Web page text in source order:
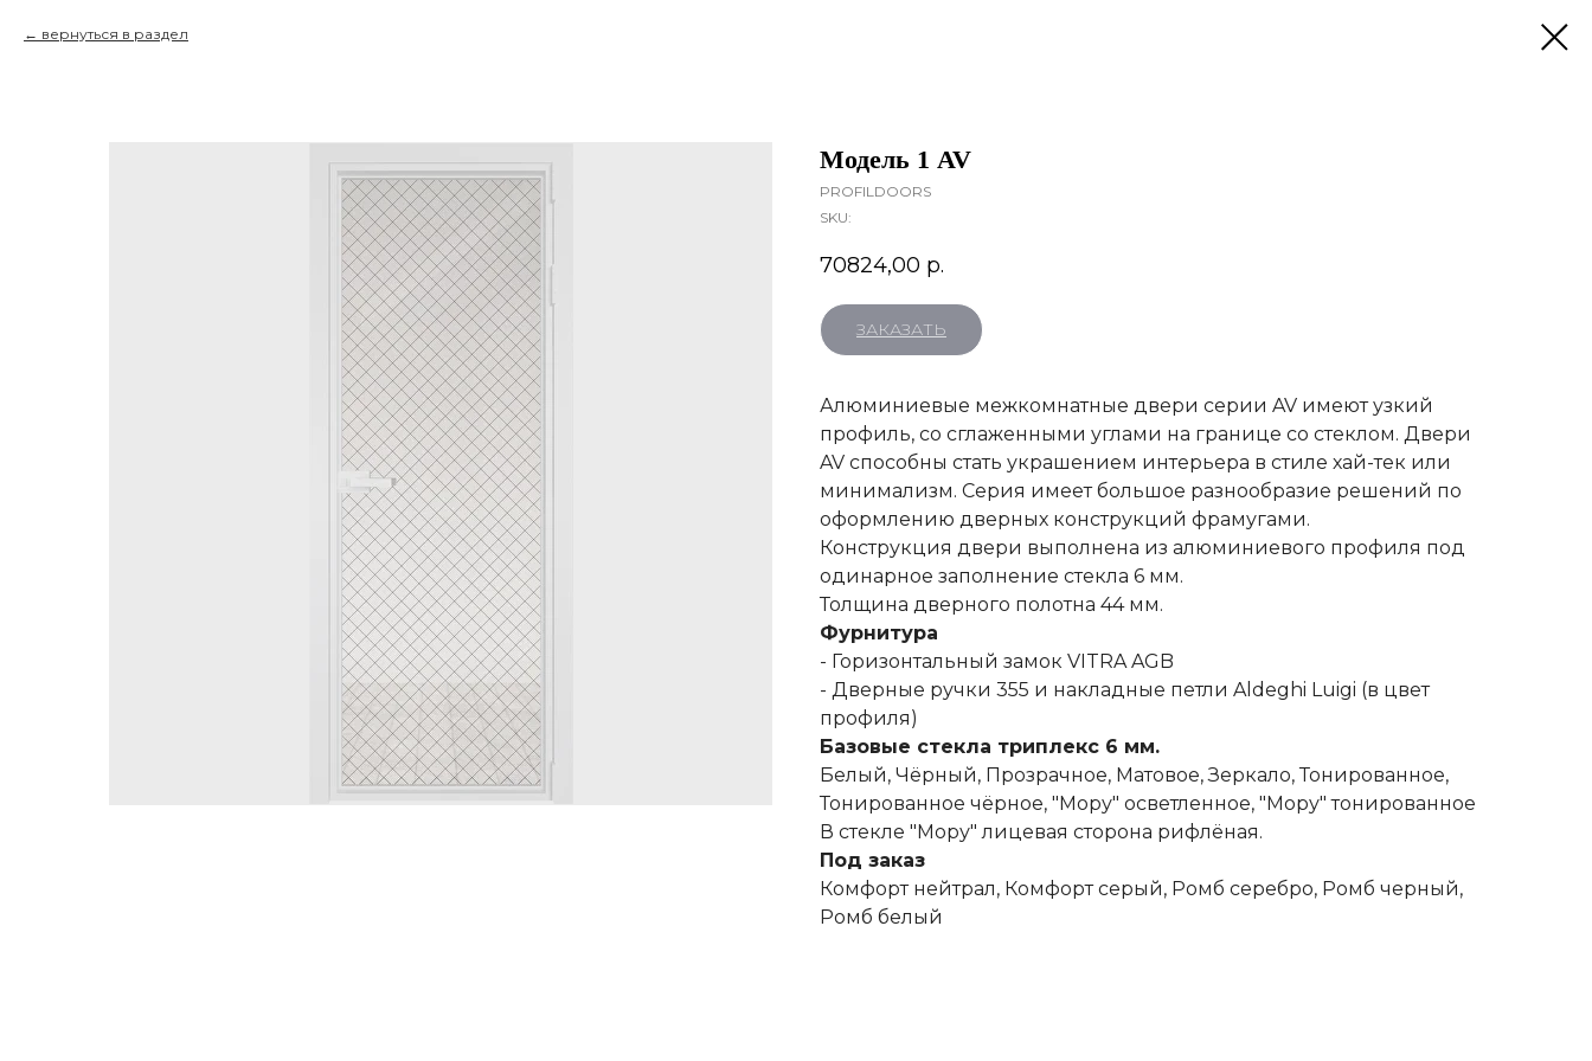
вернуться в раздел
Модель 1 AV
PROFILDOORS
SKU:
70824,00 р.
ЗАКАЗАТЬ
Алюминиевые межкомнатные двери серии AV имеют узкий
профиль, со сглаженными углами на границе со стеклом. Двери
AV способны стать украшением интерьера в стиле хай-тек или
минимализм. Cерия имеет большое разнообразие решений по
оформлению дверных конструкций фрамугами.
Конструкция двери выполнена из алюминиевого профиля под
одинарное заполнение стекла 6 мм.
Толщина дверного полотна 44 мм.
Фурнитура
- Горизонтальный замок VITRA AGB
- Дверные ручки 355 и накладные петли Aldeghi Luigi (в цвет
профиля)
Базовые стекла триплекс 6 мм.
Белый, Чёрный, Прозрачное, Матовое, Зеркало, Тонированное,
Тонированное чёрное, "Мору" осветленное, "Мору" тонированное
В стекле "Мору" лицевая сторона рифлёная.
Под заказ
Комфорт нейтрал, Комфорт серый, Ромб серебро, Ромб черный,
Ромб белый